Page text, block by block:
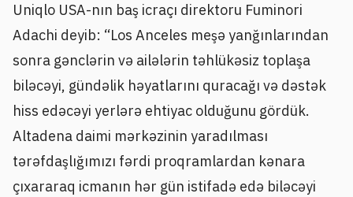
Uniqlo USA-nın baş icraçı direktoru Fuminori
Adachi deyib: “Los Anceles meşə yanğınlarından
sonra gənclərin və ailələrin təhlükəsiz toplaşa
biləcəyi, gündəlik həyatlarını quracağı və dəstək
hiss edəcəyi yerlərə ehtiyac olduğunu gördük.
Altadena daimi mərkəzinin yaradılması
tərəfdaşlığımızı fərdi proqramlardan kənara
çıxararaq icmanın hər gün istifadə edə biləcəyi